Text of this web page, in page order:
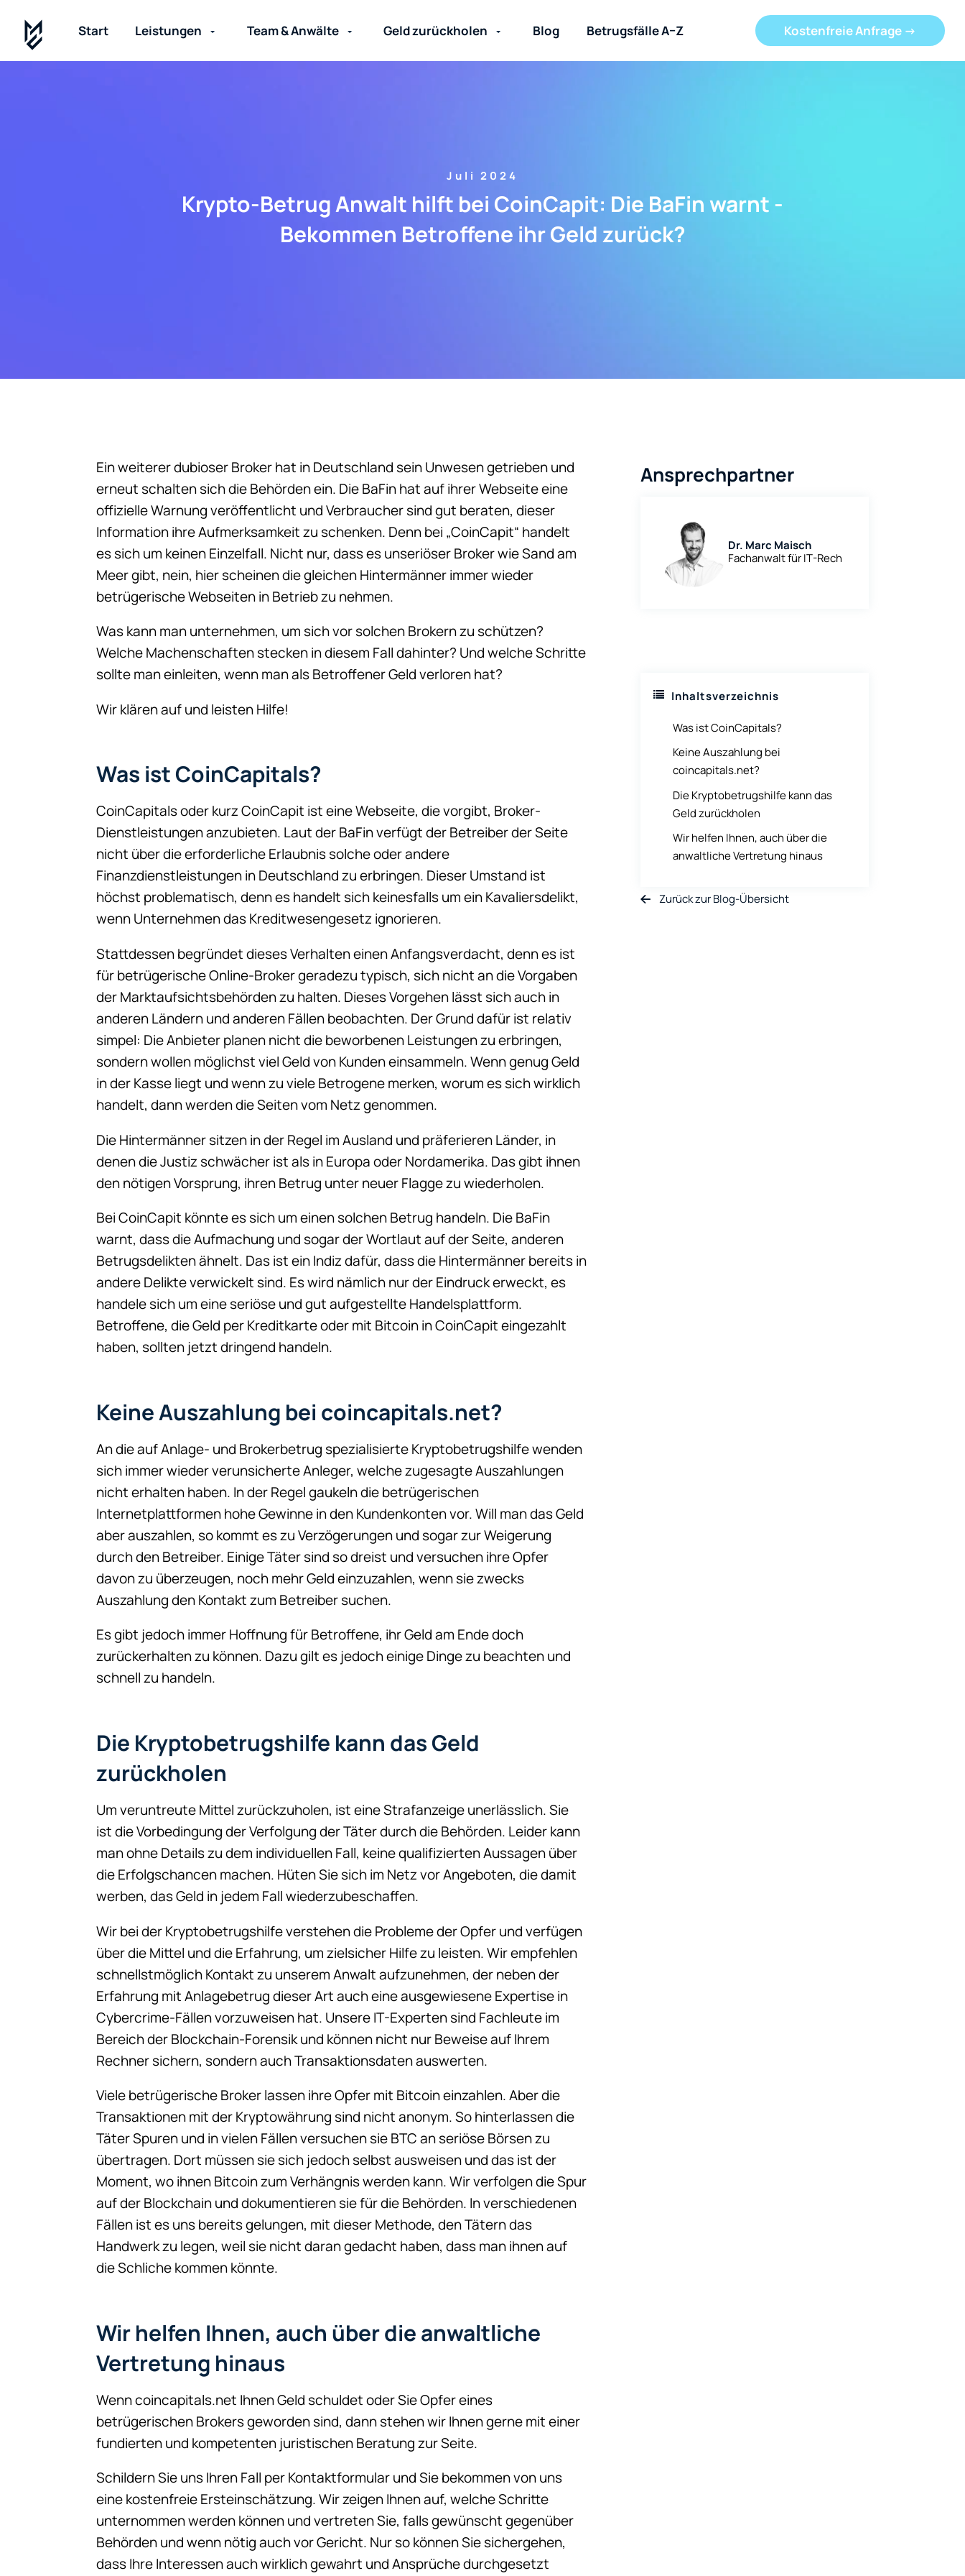
Start Leistungen Team & Anwälte Geld zurückholen Blog Betrugsfälle A–Z Kostenfreie Anfrage ->
Juli 2024
Krypto-Betrug Anwalt hilft bei CoinCapit: Die BaFin warnt -
Bekommen Betroffene ihr Geld zurück?
Ein weiterer dubioser Broker hat in Deutschland sein Unwesen getrieben und
erneut schalten sich die Behörden ein. Die BaFin hat auf ihrer Webseite eine
offizielle Warnung veröffentlicht und Verbraucher sind gut beraten, dieser
Information ihre Aufmerksamkeit zu schenken. Denn bei „CoinCapit“ handelt
es sich um keinen Einzelfall. Nicht nur, dass es unseriöser Broker wie Sand am
Meer gibt, nein, hier scheinen die gleichen Hintermänner immer wieder
betrügerische Webseiten in Betrieb zu nehmen.
Was kann man unternehmen, um sich vor solchen Brokern zu schützen?
Welche Machenschaften stecken in diesem Fall dahinter? Und welche Schritte
sollte man einleiten, wenn man als Betroffener Geld verloren hat?
Wir klären auf und leisten Hilfe!
Was ist CoinCapitals?
CoinCapitals oder kurz CoinCapit ist eine Webseite, die vorgibt, Broker-
Dienstleistungen anzubieten. Laut der BaFin verfügt der Betreiber der Seite
nicht über die erforderliche Erlaubnis solche oder andere
Finanzdienstleistungen in Deutschland zu erbringen. Dieser Umstand ist
höchst problematisch, denn es handelt sich keinesfalls um ein Kavaliersdelikt,
wenn Unternehmen das Kreditwesengesetz ignorieren.
Stattdessen begründet dieses Verhalten einen Anfangsverdacht, denn es ist
für betrügerische Online-Broker geradezu typisch, sich nicht an die Vorgaben
der Marktaufsichtsbehörden zu halten. Dieses Vorgehen lässt sich auch in
anderen Ländern und anderen Fällen beobachten. Der Grund dafür ist relativ
simpel: Die Anbieter planen nicht die beworbenen Leistungen zu erbringen,
sondern wollen möglichst viel Geld von Kunden einsammeln. Wenn genug Geld
in der Kasse liegt und wenn zu viele Betrogene merken, worum es sich wirklich
handelt, dann werden die Seiten vom Netz genommen.
Die Hintermänner sitzen in der Regel im Ausland und präferieren Länder, in
denen die Justiz schwächer ist als in Europa oder Nordamerika. Das gibt ihnen
den nötigen Vorsprung, ihren Betrug unter neuer Flagge zu wiederholen.
Bei CoinCapit könnte es sich um einen solchen Betrug handeln. Die BaFin
warnt, dass die Aufmachung und sogar der Wortlaut auf der Seite, anderen
Betrugsdelikten ähnelt. Das ist ein Indiz dafür, dass die Hintermänner bereits in
andere Delikte verwickelt sind. Es wird nämlich nur der Eindruck erweckt, es
handele sich um eine seriöse und gut aufgestellte Handelsplattform.
Betroffene, die Geld per Kreditkarte oder mit Bitcoin in CoinCapit eingezahlt
haben, sollten jetzt dringend handeln.
Keine Auszahlung bei coincapitals.net?
An die auf Anlage- und Brokerbetrug spezialisierte Kryptobetrugshilfe wenden
sich immer wieder verunsicherte Anleger, welche zugesagte Auszahlungen
nicht erhalten haben. In der Regel gaukeln die betrügerischen
Internetplattformen hohe Gewinne in den Kundenkonten vor. Will man das Geld
aber auszahlen, so kommt es zu Verzögerungen und sogar zur Weigerung
durch den Betreiber. Einige Täter sind so dreist und versuchen ihre Opfer
davon zu überzeugen, noch mehr Geld einzuzahlen, wenn sie zwecks
Auszahlung den Kontakt zum Betreiber suchen.
Es gibt jedoch immer Hoffnung für Betroffene, ihr Geld am Ende doch
zurückerhalten zu können. Dazu gilt es jedoch einige Dinge zu beachten und
schnell zu handeln.
Die Kryptobetrugshilfe kann das Geld
zurückholen
Um veruntreute Mittel zurückzuholen, ist eine Strafanzeige unerlässlich. Sie
ist die Vorbedingung der Verfolgung der Täter durch die Behörden. Leider kann
man ohne Details zu dem individuellen Fall, keine qualifizierten Aussagen über
die Erfolgschancen machen. Hüten Sie sich im Netz vor Angeboten, die damit
werben, das Geld in jedem Fall wiederzubeschaffen.
Wir bei der Kryptobetrugshilfe verstehen die Probleme der Opfer und verfügen
über die Mittel und die Erfahrung, um zielsicher Hilfe zu leisten. Wir empfehlen
schnellstmöglich Kontakt zu unserem Anwalt aufzunehmen, der neben der
Erfahrung mit Anlagebetrug dieser Art auch eine ausgewiesene Expertise in
Cybercrime-Fällen vorzuweisen hat. Unsere IT-Experten sind Fachleute im
Bereich der Blockchain-Forensik und können nicht nur Beweise auf Ihrem
Rechner sichern, sondern auch Transaktionsdaten auswerten.
Viele betrügerische Broker lassen ihre Opfer mit Bitcoin einzahlen. Aber die
Transaktionen mit der Kryptowährung sind nicht anonym. So hinterlassen die
Täter Spuren und in vielen Fällen versuchen sie BTC an seriöse Börsen zu
übertragen. Dort müssen sie sich jedoch selbst ausweisen und das ist der
Moment, wo ihnen Bitcoin zum Verhängnis werden kann. Wir verfolgen die Spur
auf der Blockchain und dokumentieren sie für die Behörden. In verschiedenen
Fällen ist es uns bereits gelungen, mit dieser Methode, den Tätern das
Handwerk zu legen, weil sie nicht daran gedacht haben, dass man ihnen auf
die Schliche kommen könnte.
Wir helfen Ihnen, auch über die anwaltliche
Vertretung hinaus
Wenn coincapitals.net Ihnen Geld schuldet oder Sie Opfer eines
betrügerischen Brokers geworden sind, dann stehen wir Ihnen gerne mit einer
fundierten und kompetenten juristischen Beratung zur Seite.
Schildern Sie uns Ihren Fall per Kontaktformular und Sie bekommen von uns
eine kostenfreie Ersteinschätzung. Wir zeigen Ihnen auf, welche Schritte
unternommen werden können und vertreten Sie, falls gewünscht gegenüber
Behörden und wenn nötig auch vor Gericht. Nur so können Sie sichergehen,
dass Ihre Interessen auch wirklich gewahrt und Ansprüche durchgesetzt
Ansprechpartner
Dr. Marc Maisch
Fachanwalt für IT-Rech
Inhaltsverzeichnis
Was ist CoinCapitals?
Keine Auszahlung bei
coincapitals.net?
Die Kryptobetrugshilfe kann das
Geld zurückholen
Wir helfen Ihnen, auch über die
anwaltliche Vertretung hinaus
Zurück zur Blog-Übersicht